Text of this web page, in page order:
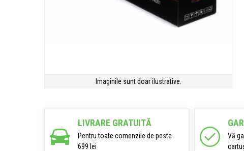
Imaginile sunt doar ilustrative.
LIVRARE GRATUITĂ
Pentru toate comenzile de peste
699 lei
Vă